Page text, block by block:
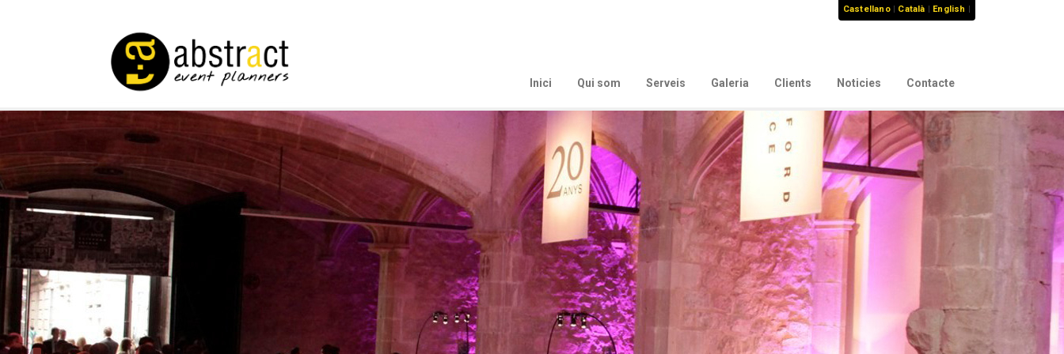
Castellano| Català | English |
Inici Qui som Serveis Galeria Clients Noticies Contacte